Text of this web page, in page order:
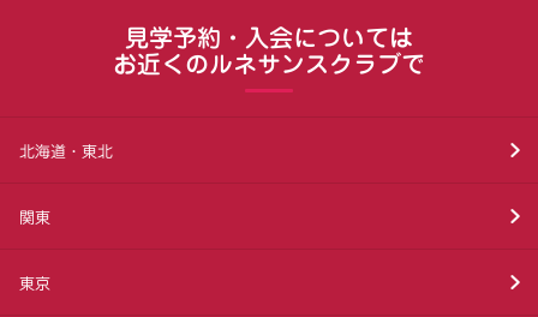
見学予約・入会については
お近くのルネサンスクラブで
北海道・東北
関東
東京